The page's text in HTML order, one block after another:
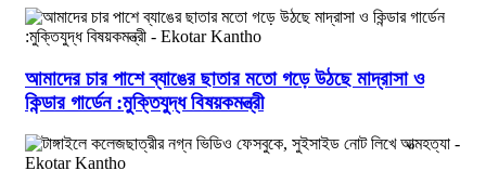
আমাদের চার পাশে ব্যাঙের ছাতার মতো গড়ে উঠছে মাদ্রাসা ও
কিন্ডার গার্ডেন :মুক্তিযুদ্ধ বিষয়কমন্ত্রী